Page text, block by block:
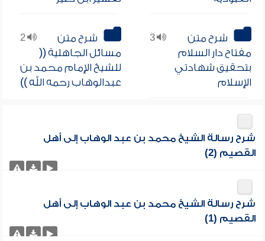
3
شرح متن
مفتاح دار السلام
بتحقيق شهادتي
الإسلام
2
شرح متن
مسائل الجاهلية ((
للشيخ الإمام محمد بن
عبدالوهاب رحمه الله ))
شرح رسالة الشيخ محمد بن عبد الوهاب إلى أهل
القصيم (2)
شرح رسالة الشيخ محمد بن عبد الوهاب إلى أهل
القصيم (1)